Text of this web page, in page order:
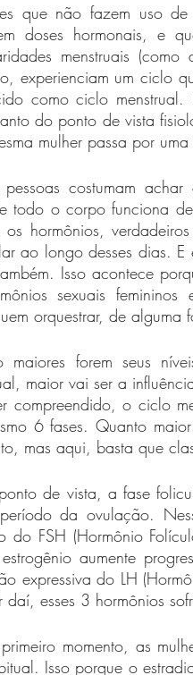
que não fazem uso
doses hormonais, e
menstruais
experienciam um ciclo
como ciclo
do ponto de vista
mulher passa por
pessoas costumam
todo o corpo funciona
os hormônios,
ao longo desses dias.
Isso acontece
sexuais
orquestrar, de alguma
maiores forem seus
maior vai ser a
compreendido, o ciclo
6 fases. Quanto
mas aqui, basta que
de vista, a fase
da ovulação.
do FSH (Hormônio
aumente
expressiva do LH
daí, esses 3 hormônios
momento, as
Isso porque o